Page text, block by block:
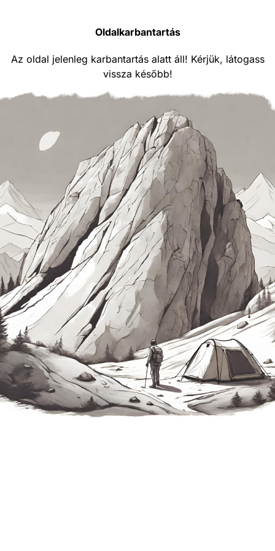
Oldalkarbantartás
Az oldal jelenleg karbantartás alatt áll! Kérjük, látogass
vissza később!